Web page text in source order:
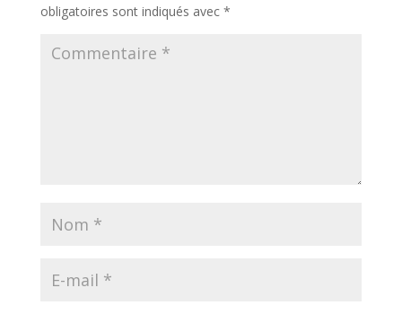
obligatoires sont indiqués avec *